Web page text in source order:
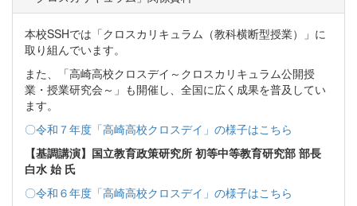
本校SSHでは「クロスカリキュラム（教科横断型授業）」に
取り組んでいます。
また、「高崎高校クロスデイ～クロスカリキュラム公開授
業・授業研究会～」も開催し、全国に広く成果を普及してい
ます。
〇令和７年度「高崎高校クロスデイ」の様子はこちら
【基調講演】国立教育政策研究所 初等中等教育研究部 部長
白水 始 氏
〇令和６年度「高崎高校クロスデイ」の様子はこちら